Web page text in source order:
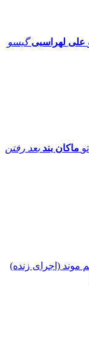
علی لهراسبی گیسو
ماکان بند بعد رفتن